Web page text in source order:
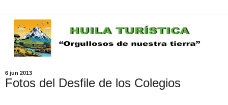
6 jun 2013
Fotos del Desfile de los Colegios